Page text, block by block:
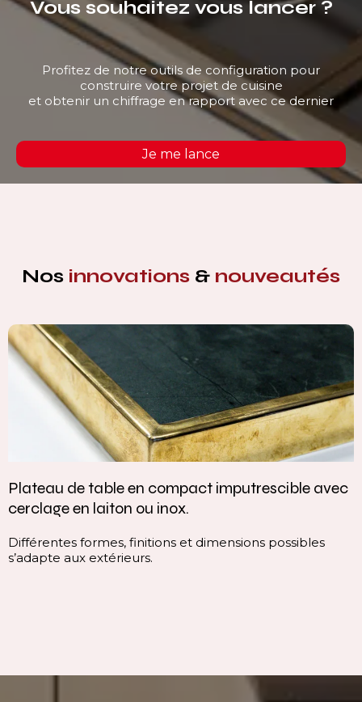
Vous souhaitez vous lancer ?
Profitez de notre outils de configuration pour
construire votre projet de cuisine
et obtenir un chiffrage en rapport avec ce dernier
Je me lance
Nos innovations & nouveautés
de table en compact imputrescible avec
en laiton ou inox.
formes, finitions et dimensions possibles
aux extérieurs.